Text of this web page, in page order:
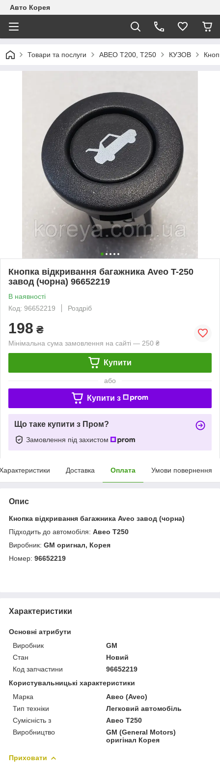
Авто Корея
Товари та послуги АВЕО T200, T250 КУЗОВ
Кнопка відкривання багажника Aveo T-250
завод (чорна) 96652219
В наявності
Код: 96652219
Роздріб
198 ₴
Мінімальна сума замовлення на сайті — 250 ₴
Купити
або
Купити з
Що таке купити з Пром?
Замовлення під захистом
Доставка Оплата Умови повернення
Опис
Кнопка відкривання багажника Aveo завод (чорна)
Підходить до автомобіля: Aвeo T250
Виробник: GM оригнал, Корея
Номер: 96652219
Характеристики
Основні атрибути
Виробник
GM
Стан
Новий
Код запчастини
96652219
Користувальницькі характеристики
Марка
Авео (Aveo)
Тип техніки
Легковий автомобіль
Сумісність з
Авео T250
Виробництво
GM (General Motors)
оригінал Корея
Приховати